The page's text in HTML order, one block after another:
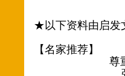
★以下资料由启
【名家推荐】
尊重生命
张文婷◎诚